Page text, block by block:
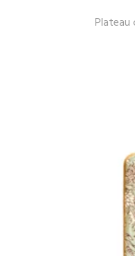
Plateau